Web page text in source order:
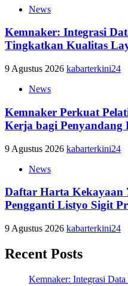
News
Kemnaker: Integrasi
Tingkatkan Kualitas
9 Agustus 2026 kabarterkini24
News
Kemnaker Perkuat
Kerja bagi Penyandang
9 Agustus 2026 kabarterkini24
News
Daftar Harta Kekayaan
Pengganti Listyo Sigit
9 Agustus 2026 kabarterkini24
Recent Posts
Kemnaker: Integrasi